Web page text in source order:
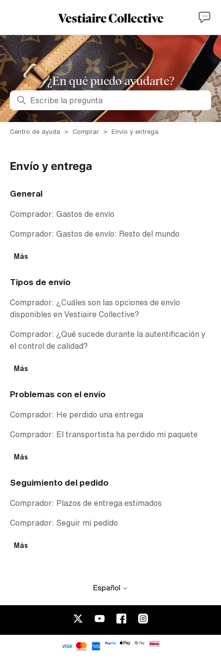
¿En qué puedo ayudarte?
Búsqueda
Centro de ayuda Comprar Envío y entrega
General
Comprador: Gastos de envío
Comprador: Gastos de envío: Resto del mundo
Más
Tipos de envío
Comprador: ¿Cuáles son las opciones de envío
disponibles en Vestiaire Collective?
Comprador: ¿Qué sucede durante la autentificación y
el control de calidad?
Más
Problemas con el envío
Comprador: He perdido una entrega
Comprador: El transportista ha perdido mi paquete
Más
Seguimiento del pedido
Comprador: Plazos de entrega estimados
Comprador: Seguir mi pedido
Más
Envío y entrega
Español